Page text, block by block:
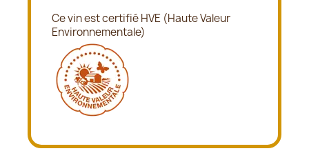
Ce vin est certifié HVE (Haute Valeur
Environnementale)